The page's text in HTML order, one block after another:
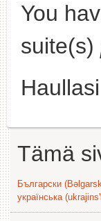
You
suite(s)
Tämä
Български
українська